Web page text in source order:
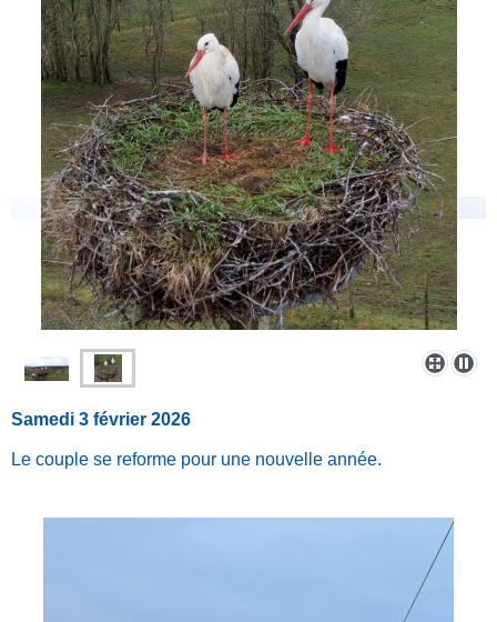
Samedi 3 février 2026
Le couple se reforme pour une nouvelle année.